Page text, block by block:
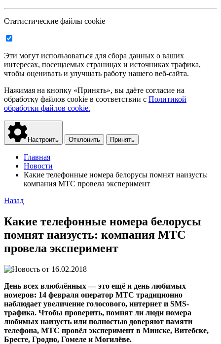
Статистические файлы cookie
Эти могут использоваться для сбора данных о ваших
интересах, посещаемых страницах и источниках трафика,
чтобы оценивать и улучшать работу нашего веб-сайта.
Нажимая на кнопку «Принять», вы даёте согласие на
обработку файлов cookie в соответствии с Политикой
обработки файлов cookie.
Настроить Отклонить Принять
Главная
Новости
Какие телефонные номера белорусы помнят наизусть:
компания МТС провела эксперимент
Назад
Какие телефонные номера белорусы
помнят наизусть: компания МТС
провела эксперимент
16.02.2018
День всех влюблённых — это ещё и день любимых
номеров: 14 февраля оператор МТС традиционно
наблюдает увеличение голосового, интернет и SMS-
трафика. Чтобы проверить, помнят ли люди номера
любимых наизусть или полностью доверяют памяти
телефона, МТС провёл эксперимент в Минске, Витебске,
Бресте, Гродно, Гомеле и Могилёве.